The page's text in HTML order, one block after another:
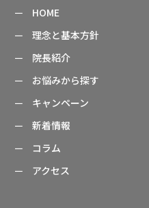
HOME
理念と基本方針
院長紹介
お悩みから探す
キャンペーン
新着情報
コラム
アクセス